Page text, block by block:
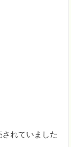
れていました